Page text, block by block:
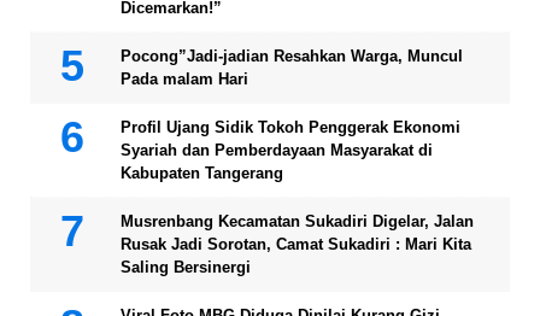
Dicemarkan!”
Pocong”Jadi-jadian Resahkan Warga, Muncul
Pada malam Hari
Profil Ujang Sidik Tokoh Penggerak Ekonomi
Syariah dan Pemberdayaan Masyarakat di
Kabupaten Tangerang
Musrenbang Kecamatan Sukadiri Digelar, Jalan
Rusak Jadi Sorotan, Camat Sukadiri : Mari Kita
Saling Bersinergi